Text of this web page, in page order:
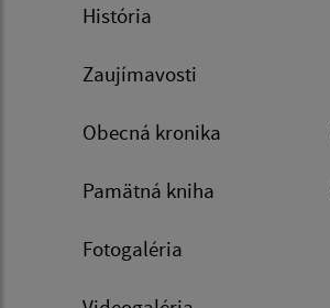
História
Zaujímavosti
Obecná kronika
Pamätná kniha
Fotogaléria